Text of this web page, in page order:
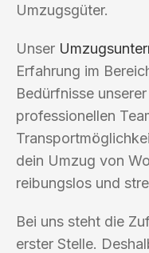
Umzugsgüter.
Unser
Erfahrung im
Bedürfnisse
professionellen
dein Umzug von
reibungslos und
Bei uns steht die
erster Stelle.